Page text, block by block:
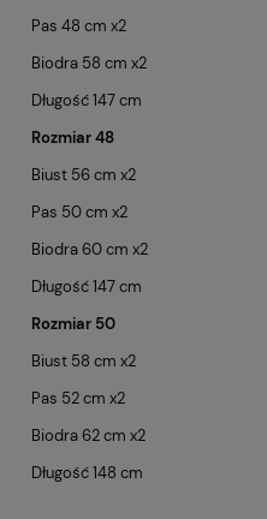
Pas 48 cm x2
Biodra 58 cm x2
Długość 147 cm
Rozmiar 48
Biust 56 cm x2
Pas 50 cm x2
Biodra 60 cm x2
Długość 147 cm
Rozmiar 50
Biust 58 cm x2
Pas 52 cm x2
Biodra 62 cm x2
Długość 148 cm